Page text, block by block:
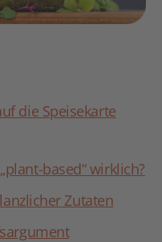
die Speisekarte
based“ wirklich?
Zutaten